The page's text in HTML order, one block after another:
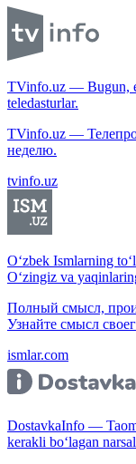
TVinfo.uz — Bugun,
teledasturlar.
TVinfo.uz —
неделю.
tvinfo.uz
O‘zbek Ismlarning
O‘zingiz va
Полный смысл,
Узнайте смысл
ismlar.com
DostavkaInfo —
kerakli bo‘lagan